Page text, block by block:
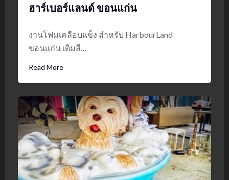
ฮาร์เบอร์แลนด์ ขอนแก่น
งานโฟมเคลือบแข็ง สำหรับ HarbourLand
ขอนแก่น เติมสี…
Read More